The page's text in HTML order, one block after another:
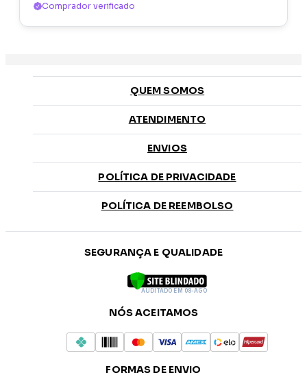
Comprador verificado
QUEM SOMOS
ATENDIMENTO
ENVIOS
POLÍTICA DE PRIVACIDADE
POLÍTICA DE REEMBOLSO
SEGURANÇA E QUALIDADE
AUDITADO EM 08-AGO
NÓS ACEITAMOS
FORMAS DE ENVIO